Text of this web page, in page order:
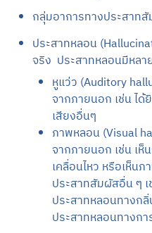
กลุ่มอาการทางประสาท
ประสาทหลอน
จริง ประสาทหลอนมีหลา
หูแว่ว (Auditory
จากภายนอก เช่น ไ
เสียงอื่นๆ
ภาพหลอน (Visual
จากภายนอก เช่น เ
เคลื่อนไหว หรือเห็น
ประสาทสัมผัสอื่น ๆ
ประสาทหลอนทางก
ประสาทหลอนทางกา